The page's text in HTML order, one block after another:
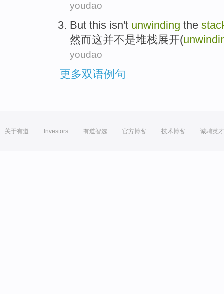
youdao
But this isn't unwinding the
然而这并不是堆栈展开(
youdao
更多双语例句
关于有道 Investors 有道智选 官方博客 技术博客 诚聘英才